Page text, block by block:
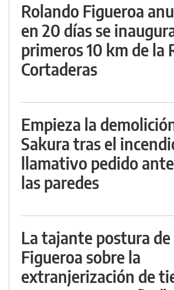
Rolando Figueroa
en 20 días se
primeros 10 km de la
Cortaderas
Empieza la
Sakura tras el
llamativo pedido
las paredes
La tajante postura
Figueroa sobre la
extranjerización de